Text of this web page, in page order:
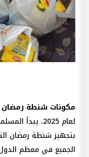
مكونات شنطة رمضان 2025
لعام 2025،
بتجهيز شنطة رمضان
الجميع في معظم الدول